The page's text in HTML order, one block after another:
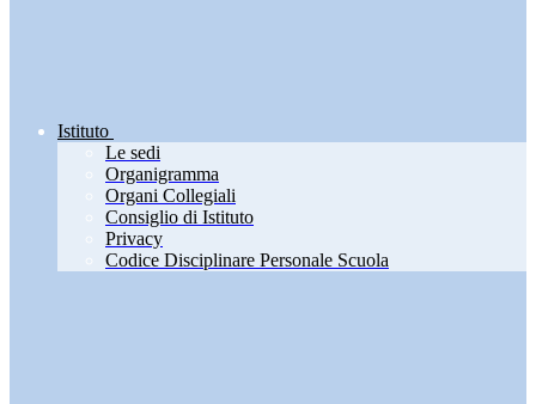
Istituto
Le sedi
Organigramma
Organi Collegiali
Consiglio di Istituto
Privacy
Codice Disciplinare Personale Scuola